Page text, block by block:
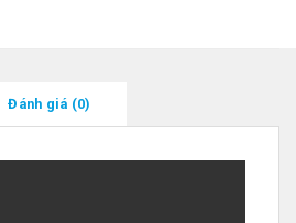
Đánh giá (0)